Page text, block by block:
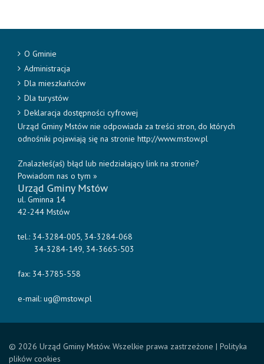
O Gminie
Administracja
Dla mieszkańców
Dla turystów
Deklaracja dostępności cyfrowej
Urząd Gminy Mstów nie odpowiada za treści stron, do których
odnośniki pojawiają się na stronie http://www.mstow.pl
Znalazłeś(aś) błąd lub niedziałający link na stronie?
Powiadom nas o tym »
Urząd Gminy Mstów
ul. Gminna 14
42-244 Mstów
tel.: 34-3284-005, 34-3284-068
34-3284-149, 34-3665-503
fax: 34-3785-558
e-mail: ug@mstow.pl
© 2026 Urząd Gminy Mstów. Wszelkie prawa zastrzeżone | Polityka
plików cookies